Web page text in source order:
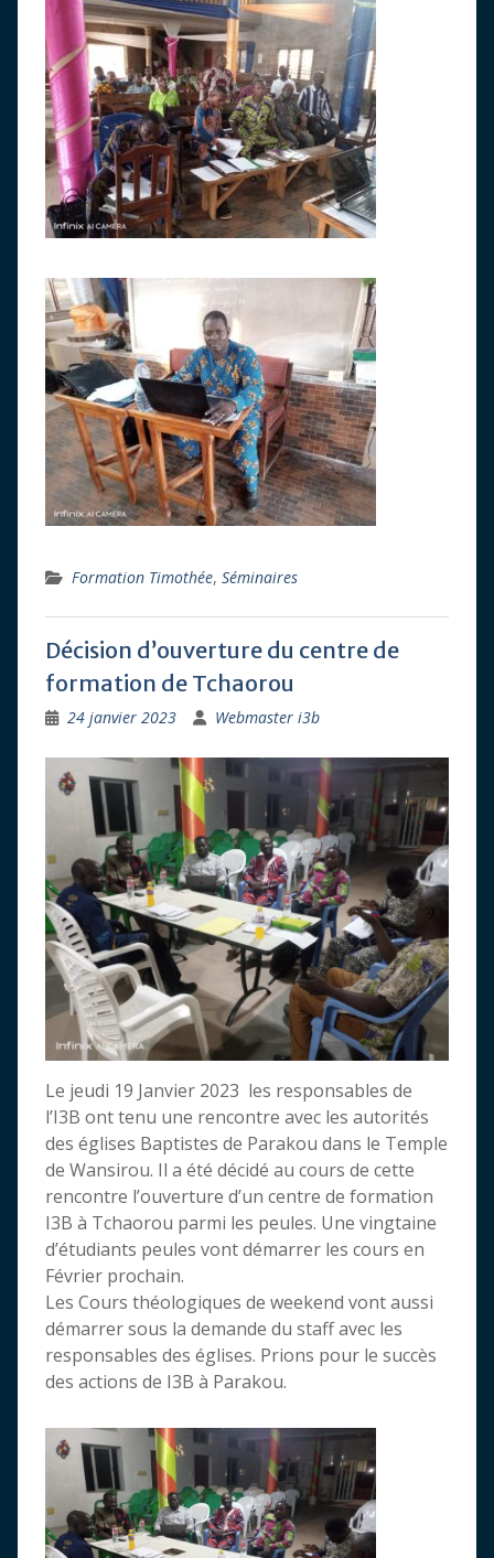
Formation Timothée, Séminaires
Décision d’ouverture du centre de
formation de Tchaorou
24 janvier 2023 Webmaster i3b
Le jeudi 19 Janvier 2023 les responsables de
l’I3B ont tenu une rencontre avec les autorités
des églises Baptistes de Parakou dans le Temple
de Wansirou. Il a été décidé au cours de cette
rencontre l’ouverture d’un centre de formation
I3B à Tchaorou parmi les peules. Une vingtaine
d’étudiants peules vont démarrer les cours en
Février prochain.
Les Cours théologiques de weekend vont aussi
démarrer sous la demande du staff avec les
responsables des églises. Prions pour le succès
des actions de I3B à Parakou.